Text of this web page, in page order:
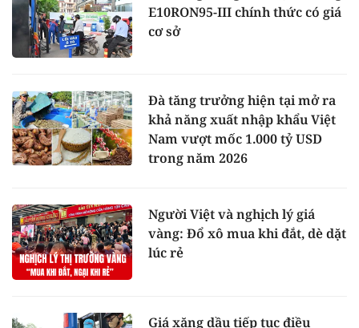
E10RON95-III chính thức có giá
cơ sở
Đà tăng trưởng hiện tại mở ra
khả năng xuất nhập khẩu Việt
Nam vượt mốc 1.000 tỷ USD
trong năm 2026
Người Việt và nghịch lý giá
vàng: Đổ xô mua khi đắt, dè dặt
lúc rẻ
Giá xăng dầu tiếp tục điều